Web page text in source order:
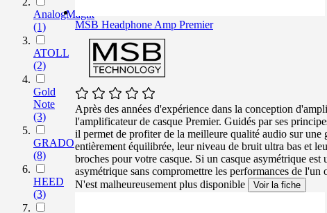
AnalogMagik
(1)
ATOLL
(2)
Gold
Note
(3)
GRADO
(8)
HEED
(3)
MSB Headphone Amp Premier
Après des années d'expérience dans la conception
l'amplificateur de casque Premier. Guidés par ses
il permet de profiter de la meilleure qualité audio sur une
entièrement équilibrée, leur niveau de bruit ultra bas et
broches pour votre casque. Si un casque asymétrique
asymétrique sans compromettre les performances de l'un
N'est malheureusement plus disponible
Voir la fiche